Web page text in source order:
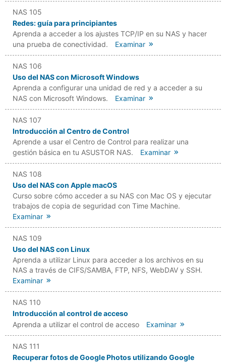
NAS 105
Redes: guía para principiantes
Aprenda a acceder a los ajustes TCP/IP en su NAS y hacer
una prueba de conectividad.
Examinar
NAS 106
Uso del NAS con Microsoft Windows
Aprenda a configurar una unidad de red y a acceder a su
NAS con Microsoft Windows.
Examinar
NAS 107
Introducción al Centro de Control
Aprende a usar el Centro de Control para realizar una
gestión básica en tu ASUSTOR NAS.
Examinar
NAS 108
Uso del NAS con Apple macOS
Curso sobre cómo acceder a su NAS con Mac OS y ejecutar
trabajos de copia de seguridad con Time Machine.
Examinar
NAS 109
Uso del NAS con Linux
Aprenda a utilizar Linux para acceder a los archivos en su
NAS a través de CIFS/SAMBA, FTP, NFS, WebDAV y SSH.
Examinar
NAS 110
Introducción al control de acceso
Aprenda a utilizar el control de acceso
Examinar
NAS 111
Recuperar fotos de Google Photos utilizando Google